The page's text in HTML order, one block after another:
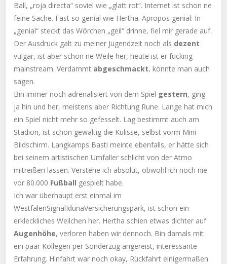
Ball, „roja directa“ soviel wie „glatt rot“. Internet ist schon ne
feine Sache. Fast so genial wie Hertha. Apropos genial: In
„genial“ steckt das Wörchen „geil“ drinne, fiel mir gerade auf.
Der Ausdruck galt zu meiner Jugendzeit noch als dezent
vulgär, ist aber schon ne Weile her, heute ist er fucking
mainstream. Verdammt abgeschmackt, könnte man auch
sagen.
Bin immer noch adrenalisiert von dem Spiel gestern, ging
ja hin und her, meistens aber Richtung Rune. Lange hat mich
ein Spiel nicht mehr so gefesselt. Lag bestimmt auch am
Stadion, ist schon gewaltig die Kulisse, selbst vorm Mini-
Bildschirm. Langkamps Basti meinte ebenfalls, er hätte sich
bei seinem artistischen Umfaller schlicht von der Atmo
mitreißen lassen. Verstehe ich absolut, obwohl ich noch nie
vor 80.000 Fußball gespielt habe.
Ich war überhaupt erst einmal im
WestfalenSignalIdunaVersicherungspark, ist schon ein
erkleckliches Weilchen her. Hertha schien etwas dichter auf
Augenhöhe, verloren haben wir dennoch. Bin damals mit
ein paar Kollegen per Sonderzug angereist, interessante
Erfahrung. Hinfahrt war noch okay, Rückfahrt einigermaßen